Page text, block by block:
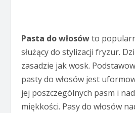
Pasta do włosówto
służący do stylizacji fryzur.
zasadzie jak wosk.
pasty do włosów jest
jej poszczególnych pasm i
miękkości. Pasy do włosów